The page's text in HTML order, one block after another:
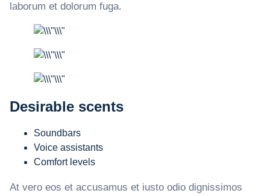
laborum et dolorum fuga.
Desirable scents
Soundbars
Voice assistants
Comfort levels
At vero eos et accusamus et iusto odio dignissimos